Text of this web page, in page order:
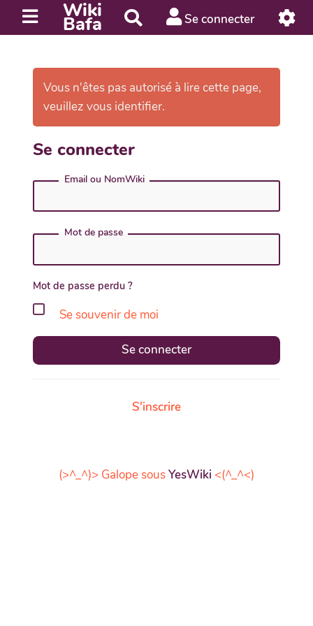
Wiki
Bafa
e
h
e
r
r
Se connecter
Vous n'êtes pas autorisé à lire cette page,
veuillez vous identifier.
Se connecter
Email ou NomWiki
Mot de passe
Mot de passe perdu ?
Se souvenir de moi
Se connecter
S'inscrire
(>^_^)> Galope sousYesWiki <(^_^<)